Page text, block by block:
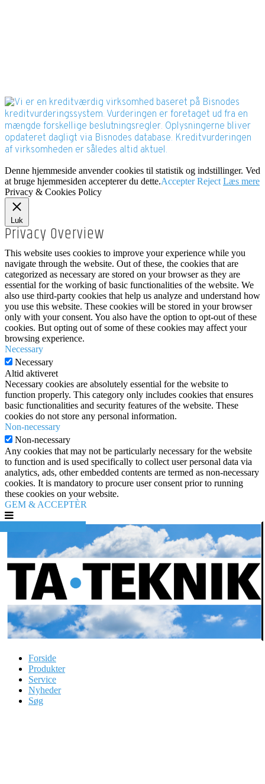
Denne hjemmeside anvender cookies til statistik og indstillinger. Ved
at bruge hjemmesiden accepterer du dette.Accepter Reject Læs mere
Privacy & Cookies Policy
Luk
Privacy Overview
This website uses cookies to improve your experience while you
navigate through the website. Out of these, the cookies that are
categorized as necessary are stored on your browser as they are
essential for the working of basic functionalities of the website. We
also use third-party cookies that help us analyze and understand how
you use this website. These cookies will be stored in your browser
only with your consent. You also have the option to opt-out of these
cookies. But opting out of some of these cookies may affect your
browsing experience.
Necessary
Necessary
Altid aktiveret
Necessary cookies are absolutely essential for the website to
function properly. This category only includes cookies that ensures
basic functionalities and security features of the website. These
cookies do not store any personal information.
Non-necessary
Non-necessary
Any cookies that may not be particularly necessary for the website
to function and is used specifically to collect user personal data via
analytics, ads, other embedded contents are termed as non-necessary
cookies. It is mandatory to procure user consent prior to running
these cookies on your website.
GEM & ACCEPTÈR
Forside
Produkter
Service
Nyheder
Søg